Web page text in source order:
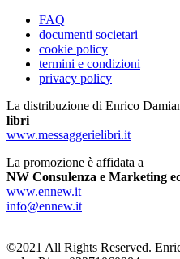
FAQ
documenti societari
cookie policy
termini e condizioni
privacy policy
La distribuzione di Enrico
libri
www.messaggerielibri.it
La promozione è affidata a
NW Consulenza e Marketing
www.ennew.it
info@ennew.it
©2021 All Rights Reserved.